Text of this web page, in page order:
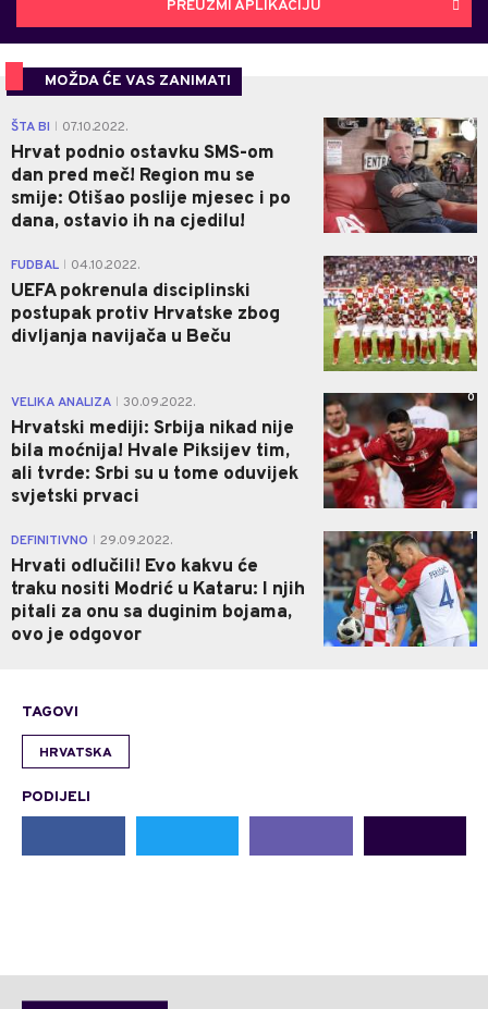
PREUZMI APLIKACIJU
MOŽDA ĆE VAS ZANIMATI
ŠTA BI 07.10.2022.
Hrvat podnio ostavku SMS-om
dan pred meč! Region mu se
smije: Otišao poslije mjesec i po
dana, ostavio ih na cjedilu!
0
FUDBAL 04.10.2022.
UEFA pokrenula disciplinski
postupak protiv Hrvatske zbog
divljanja navijača u Beču
0
VELIKA ANALIZA 30.09.2022.
Hrvatski mediji: Srbija nikad nije
bila moćnija! Hvale Piksijev tim,
ali tvrde: Srbi su u tome oduvijek
svjetski prvaci
0
DEFINITIVNO 29.09.2022.
Hrvati odlučili! Evo kakvu će
traku nositi Modrić u Kataru: I njih
pitali za onu sa duginim bojama,
ovo je odgovor
1
TAGOVI
HRVATSKA
PODIJELI